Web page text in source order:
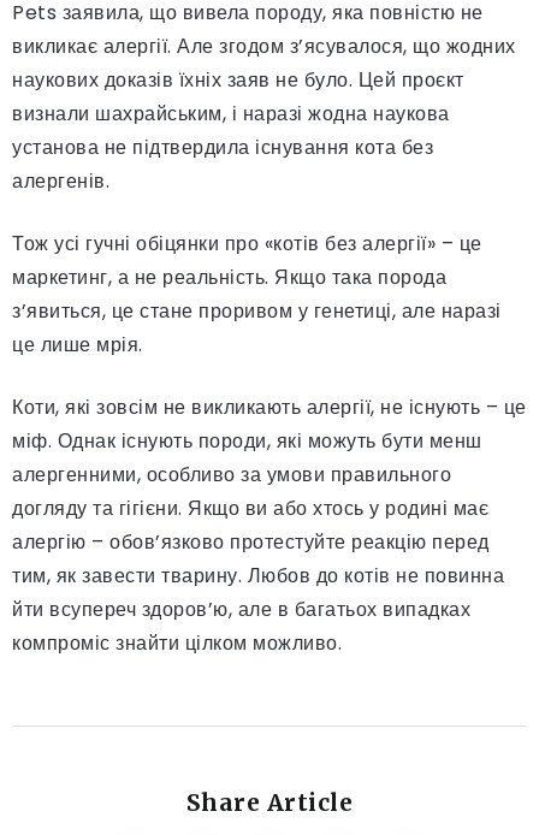
Pets заявила, що вивела породу, яка повністю не
викликає алергії. Але згодом з’ясувалося, що жодних
наукових доказів їхніх заяв не було. Цей проєкт
визнали шахрайським, і наразі жодна наукова
установа не підтвердила існування кота без
алергенів.
Тож усі гучні обіцянки про «котів без алергії» – це
маркетинг, а не реальність. Якщо така порода
з’явиться, це стане проривом у генетиці, але наразі
це лише мрія.
Коти, які зовсім не викликають алергії, не існують – це
міф. Однак існують породи, які можуть бути менш
алергенними, особливо за умови правильного
догляду та гігієни. Якщо ви або хтось у родині має
алергію – обов’язково протестуйте реакцію перед
тим, як завести тварину. Любов до котів не повинна
йти всупереч здоров’ю, але в багатьох випадках
компроміс знайти цілком можливо.
Share Article